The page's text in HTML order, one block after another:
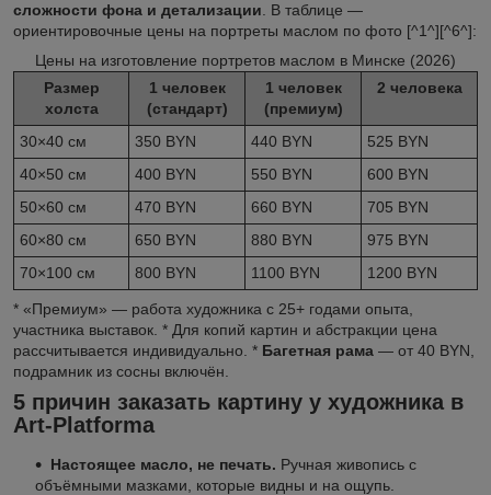
сложности фона и детализации . В таблице —
ориентировочные цены на портреты маслом по фото [^1^][^6^]:
Цены на изготовление портретов маслом в Минске (2026)
Размер
холста
1 человек
(стандарт)
1 человек
(премиум)
2 человека
30×40 см 350 BYN 440 BYN
525 BYN
40×50 см
400 BYN 550 BYN
600 BYN
50×60 см
470 BYN 660 BYN
705 BYN
60×80 см
650 BYN 880 BYN
975 BYN
70×100 см
800 BYN 1100 BYN 1200 BYN
* «Премиум» — работа художника с 25+ годами опыта,
участника выставок. * Для копий картин и абстракции цена
рассчитывается индивидуально. * Багетная рама — от 40 BYN,
подрамник из сосны включён.
5 причин заказать картину у художника в
Art-Platforma
Настоящее масло, не печать. Ручная живопись с
объёмными мазками, которые видны и на ощупь.